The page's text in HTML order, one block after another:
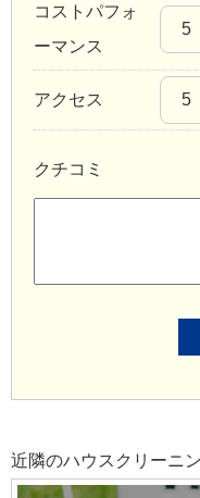
コストパフォ
ーマンス
5
アクセス 5
クチコミ
近隣のハウスクリーニ